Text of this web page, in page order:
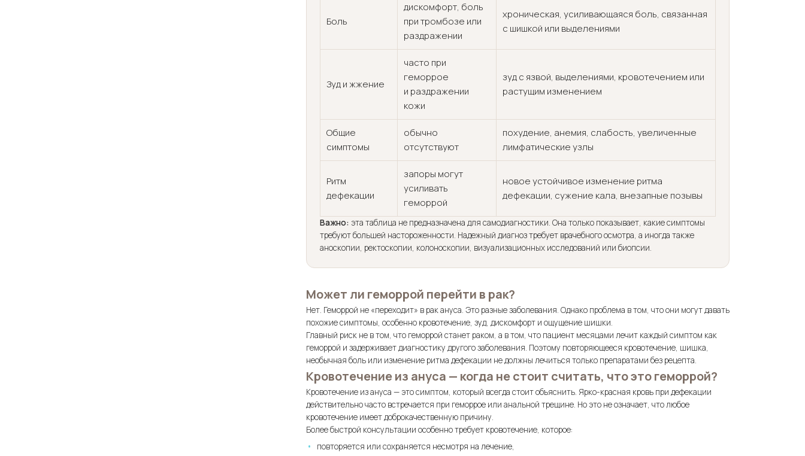
Боль
дискомфорт, боль
при тромбозе или
раздражении
хроническая, усиливающаяся боль, связанная
с шишкой или выделениями
Зуд и жжение
часто при
геморрое
и раздражении
кожи
зуд с язвой, выделениями, кровотечением или
растущим изменением
Общие
симптомы
обычно
отсутствуют
похудение, анемия, слабость, увеличенные
лимфатические узлы
Ритм
дефекации
запоры могут
усиливать
геморрой
новое устойчивое изменение ритма
дефекации, сужение кала, внезапные позывы
Важно: эта таблица не предназначена для самодиагностики. Она только показывает, какие симптомы
требуют большей настороженности. Надежный диагноз требует врачебного осмотра, а иногда также
аноскопии, ректоскопии, колоноскопии, визуализационных исследований или биопсии.
Может ли геморрой перейти в рак?
Нет. Геморрой не «переходит» в рак ануса. Это разные заболевания. Однако проблема в том, что они могут давать
похожие симптомы, особенно кровотечение, зуд, дискомфорт и ощущение шишки.
Главный риск не в том, что геморрой станет раком, а в том, что пациент месяцами лечит каждый симптом как
геморрой и задерживает диагностику другого заболевания. Поэтому повторяющееся кровотечение, шишка,
необычная боль или изменение ритма дефекации не должны лечиться только препаратами без рецепта.
Кровотечение из ануса — когда не стоит считать, что это геморрой?
Кровотечение из ануса — это симптом, который всегда стоит объяснить. Ярко-красная кровь при дефекации
действительно часто встречается при геморрое или анальной трещине. Но это не означает, что любое
кровотечение имеет доброкачественную причину.
Более быстрой консультации особенно требует кровотечение, которое:
повторяется или сохраняется несмотря на лечение,